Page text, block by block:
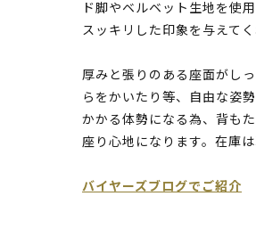
ド脚やベルベット生地を使
スッキリした印象を与えてく
厚みと張りのある座面がし
らをかいたり等、自由な姿
かかる体勢になる為、背も
座り心地になります。在庫
バイヤーズブログでご紹介